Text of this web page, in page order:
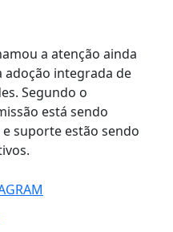
a atenção ainda
adoção integrada de
Segundo o
está sendo
suporte estão sendo